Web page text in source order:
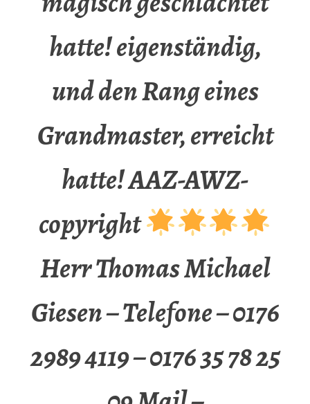
hatte! eigenständig,
und den Rang eines
Grandmaster, erreicht
hatte! AAZ-AWZ-
copyright
Herr Thomas Michael
Giesen – Telefone – 0176
2989 4119 – 0176 35 78 25